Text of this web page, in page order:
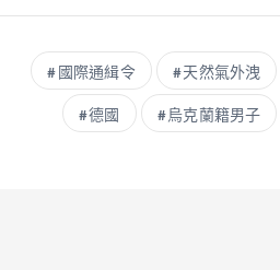
國際通緝令 天然氣外洩
德國 烏克蘭籍男子